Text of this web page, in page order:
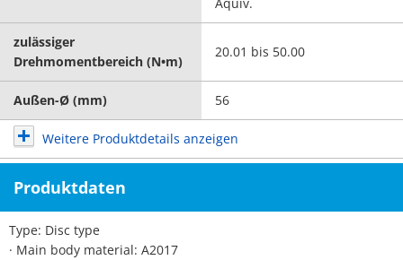
zulässiger
Drehmomentbereich (N•m)
20.01 bis 50.00
Außen-Ø (mm) 56
Weitere Produktdetails anzeigen
Produktdaten
Type: Disc type
· Main body material: A2017